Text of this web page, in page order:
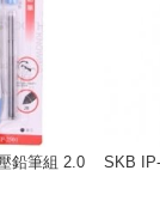
鉛筆組 2.0
SKB